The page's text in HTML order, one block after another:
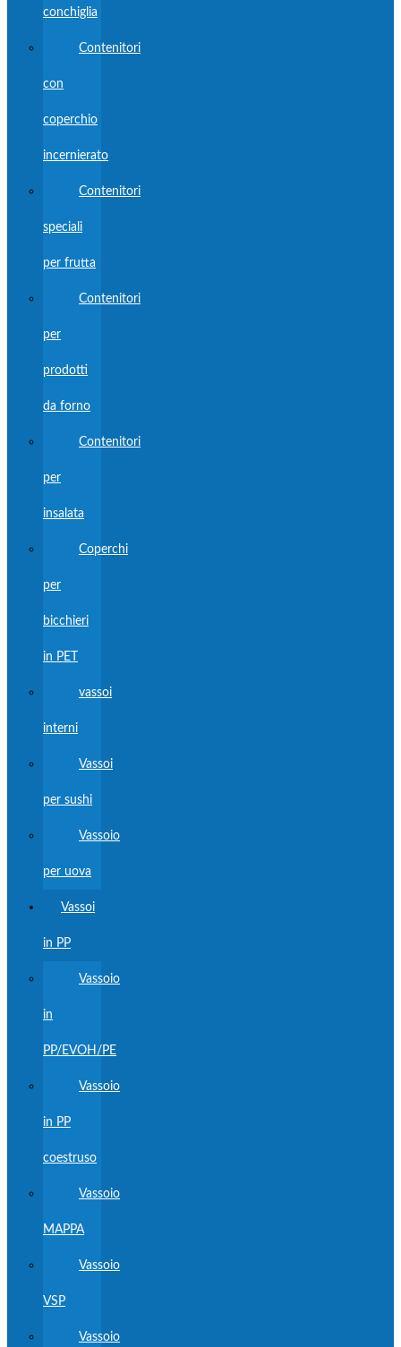
conchiglia
Contenitori
con
coperchio
incernierato
Contenitori
speciali
per frutta
Contenitori
per
prodotti
da forno
Contenitori
per
insalata
Coperchi
per
bicchieri
in PET
vassoi
interni
Vassoi
per sushi
Vassoio
per uova
Vassoi
in PP
Vassoio
in
PP/EVOH/PE
Vassoio
in PP
coestruso
Vassoio
MAPPA
Vassoio
VSP
Vassoio